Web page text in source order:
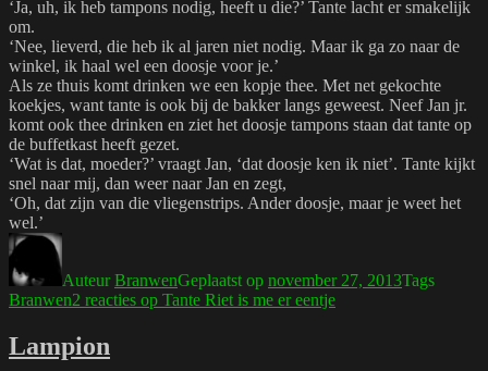
‘Ja, uh, ik heb tampons nodig, heeft u die?’ Tante lacht er smakelijk
om.
‘Nee, lieverd, die heb ik al jaren niet nodig. Maar ik ga zo naar de
winkel, ik haal wel een doosje voor je.’
Als ze thuis komt drinken we een kopje thee. Met net gekochte
koekjes, want tante is ook bij de bakker langs geweest. Neef Jan jr.
komt ook thee drinken en ziet het doosje tampons staan dat tante op
de buffetkast heeft gezet.
‘Wat is dat, moeder?’ vraagt Jan, ‘dat doosje ken ik niet’. Tante kijkt
snel naar mij, dan weer naar Jan en zegt,
‘Oh, dat zijn van die vliegenstrips. Ander doosje, maar je weet het
wel.’
AuteurBranwenGeplaatst op november 27, 2013Tags
Branwen2 reacties op Tante Riet is me er eentje
Lampion